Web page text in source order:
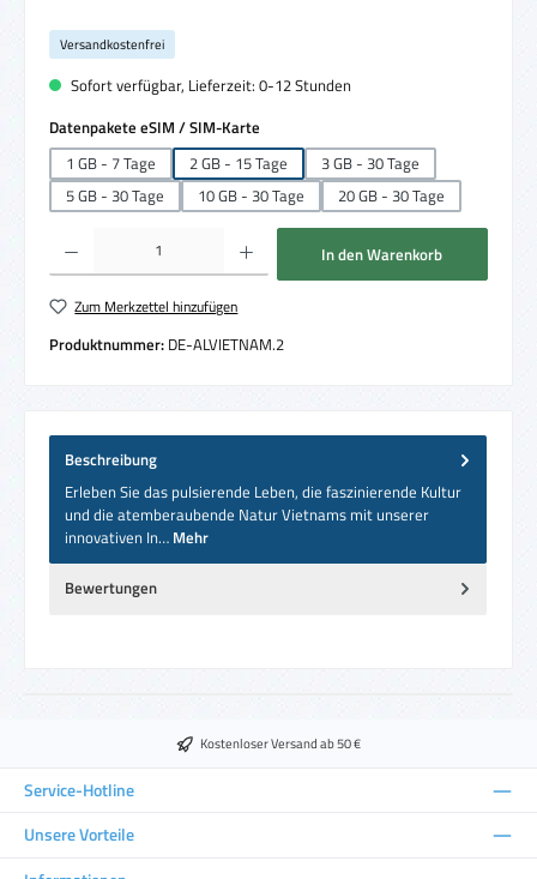
Versandkostenfrei
Sofort verfügbar, Lieferzeit: 0-12 Stunden
Datenpakete eSIM / SIM-Karte
1 GB - 7 Tage
2 GB - 15 Tage
3 GB - 30 Tage
5 GB - 30 Tage
10 GB - 30 Tage 20 GB - 30 Tage
Produkt Anzahl: Gib den gewünschten Wert ein oder benutze die Schaltflächen um
In den Warenkorb
Zum Merkzettel hinzufügen
Produktnummer: DE-ALVIETNAM.2
Beschreibung
Erleben Sie das pulsierende Leben, die faszinierende Kultur
und die atemberaubende Natur Vietnams mit unserer
innovativen In… Mehr
Bewertungen
Kostenloser Versand ab 50 €
Service-Hotline
Unsere Vorteile